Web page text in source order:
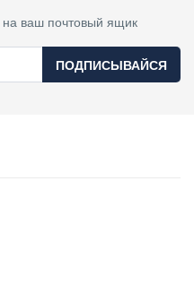
ваш почтовый ящик
ПОДПИСЫВАЙСЯ